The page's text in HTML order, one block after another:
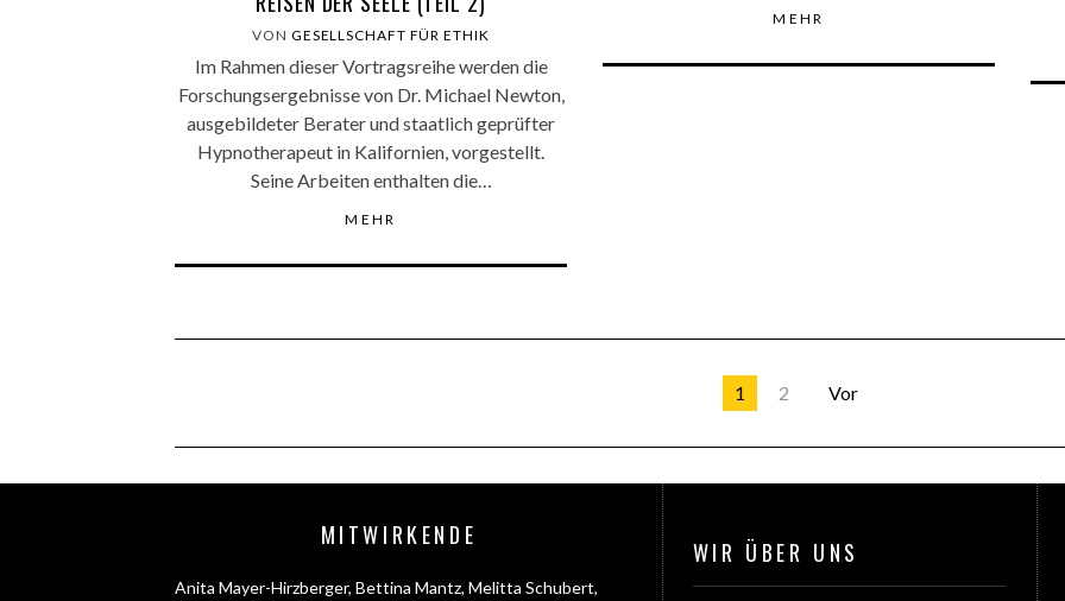
MEHR
VON GESELLSCHAFT FÜR ETHIK
Im Rahmen dieser Vortragsreihe werden die
Forschungsergebnisse von Dr. Michael Newton,
ausgebildeter Berater und staatlich geprüfter
Hypnotherapeut in Kalifornien, vorgestellt.
Seine Arbeiten enthalten die…
MEHR
1 2 Vor
MITWIRKENDE
Anita Mayer-Hirzberger, Bettina Mantz, Melitta Schubert,
WIR ÜBER UNS